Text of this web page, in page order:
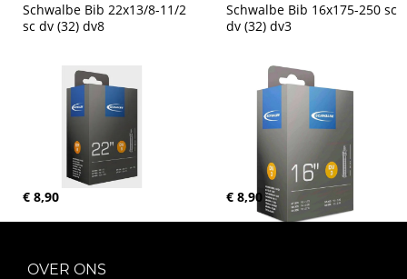
Schwalbe Bib 22x13/8-11/2
sc dv (32) dv8
€ 8,90
Schwalbe Bib 16x175-250 sc
dv (32) dv3
€ 8,90
OVER ONS